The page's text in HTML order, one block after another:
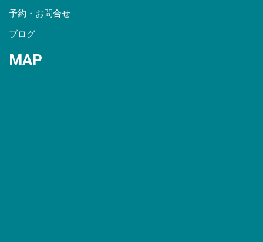
予約・お問合せ
ブログ
MAP